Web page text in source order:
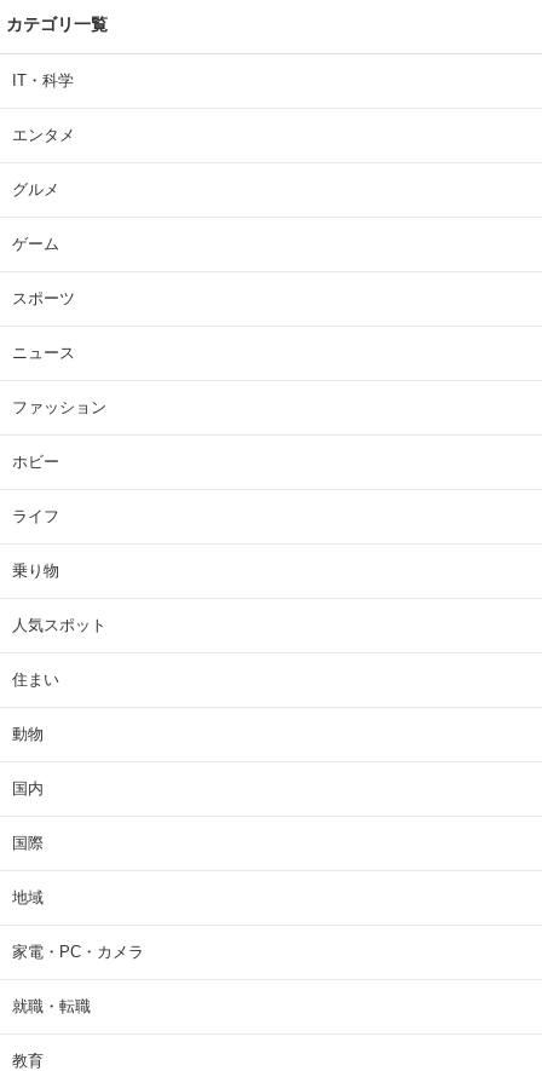
カテゴリ一覧
IT・科学
エンタメ
グルメ
ゲーム
スポーツ
ニュース
ファッション
ホビー
ライフ
乗り物
人気スポット
住まい
動物
国内
国際
地域
家電・PC・カメラ
就職・転職
教育